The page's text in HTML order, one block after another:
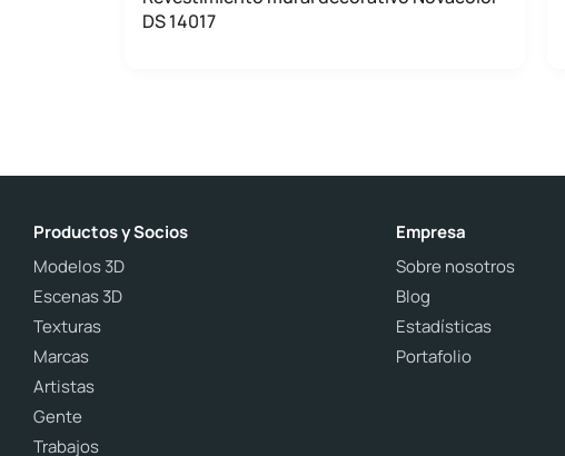
DS 14017
Productos y Socios
Modelos 3D
Escenas 3D
Texturas
Marcas
Artistas
Gente
Trabajos
Empresa
Sobre nosotros
Blog
Estadísticas
Portafolio